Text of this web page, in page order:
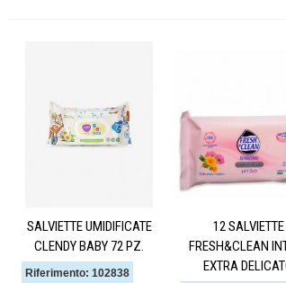
SALVIETTE UMIDIFICATE
CLENDY BABY 72 PZ.
Riferimento: 102838
12 SALVIETTE
FRESH&CLEAN
EXTRA